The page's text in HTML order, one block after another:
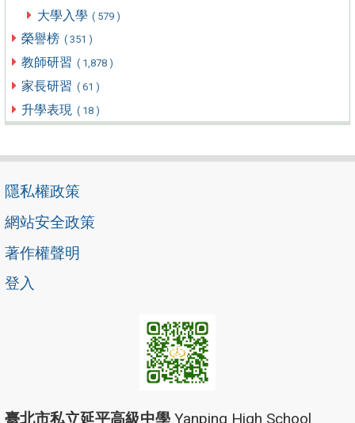
大學入學 ( 579 )
榮譽榜 ( 351 )
教師研習 ( 1,878 )
家長研習 ( 61 )
升學表現 ( 18 )
隱私權政策
網站安全政策
著作權聲明
登入
臺北市私立延平高級中學 Yanping High School